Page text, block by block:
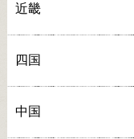
近畿
四国
中国